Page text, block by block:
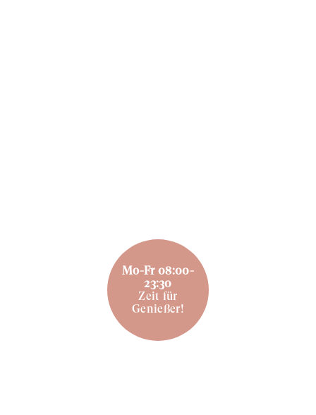
Mo-Fr 08:00-
23:30
Zeit für
Genießer!